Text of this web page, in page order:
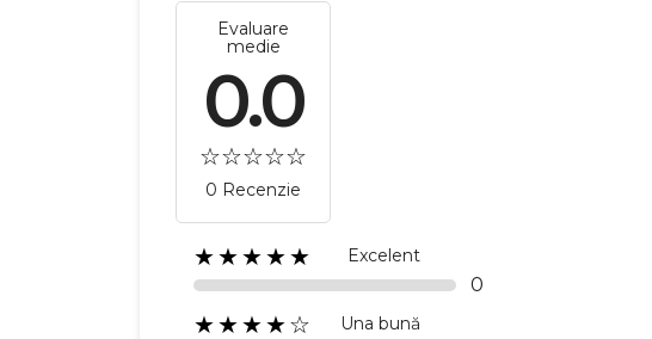
Evaluare
medie
0.0
0 Recenzie
★★★★★ Excelent
0
★★★★☆ Una bună